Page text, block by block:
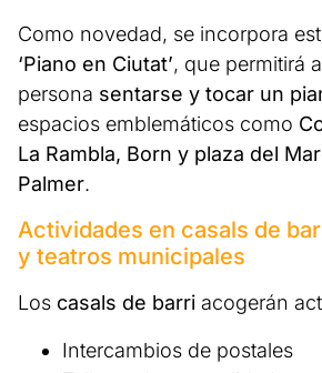
Como novedad, se incorpora
‘Piano en Ciutat’, que permitirá
persona sentarse y tocar un
espacios emblemáticos como
La Rambla, Born y plaza del
Palmer.
Actividades en casals de
y teatros municipales
Los casals de barri acogerán
Intercambios de postales